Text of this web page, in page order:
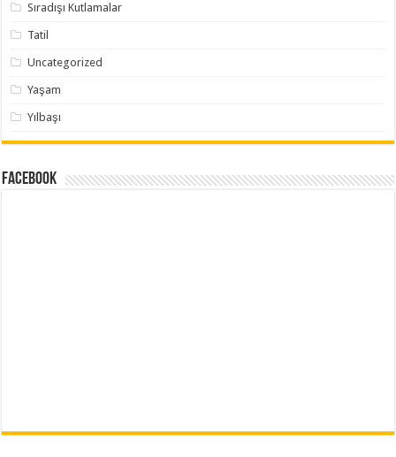
Sıradışı Kutlamalar
Tatil
Uncategorized
Yaşam
Yılbaşı
Facebook